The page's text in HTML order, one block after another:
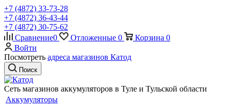
+7 (4872) 33-73-28
+7 (4872) 36-43-44
+7 (4872) 30-75-62
Сравнение0 Отложенные 0 Корзина 0
Войти
Посмотреть адреса магазинов Катод
Поиск
Сеть магазинов аккумуляторов в Туле и Тульской области
Аккумуляторы